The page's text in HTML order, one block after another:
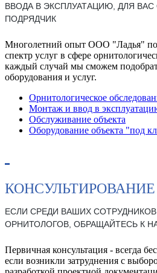
ВВОДА В ЭКСПЛУАТАЦИЮ, ДЛЯ
ПОДРЯДЧИК
Многолетний опыт ООО "Ладья"
спектр услуг в сфере
каждый случай мы сможем
оборудования и услуг.
Орнитологическое
Монтаж и ввод в
Обслуживание объекта
Оборудование объекта "под
КОНСУЛЬТИРОВАНИЕ
ЕСЛИ СРЕДИ ВАШИХ
ОРНИТОЛОГОВ, ОБРАЩАЙТЕСЬ К
Первичная консультация - всегда
если возникли затруднения с